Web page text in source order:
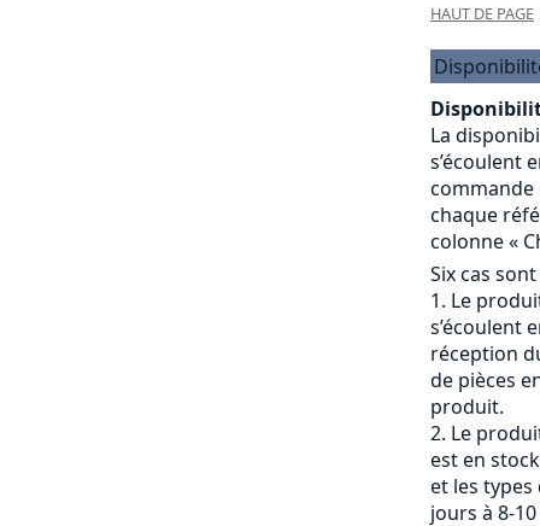
HAUT DE PAGE
La
s’écoulent
commande
chaque
colonne «
Six cas
Le
s’écoulent
réception
de pièces
produit.
Le
est en
et les types
jours à 8-